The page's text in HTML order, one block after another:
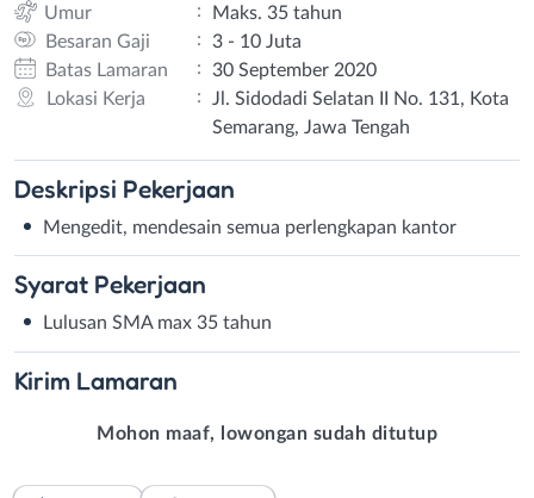
Umur
:
Maks. 35 tahun
Besaran Gaji
:
3 - 10 Juta
Batas Lamaran
:
30 September 2020
Lokasi Kerja
:
Jl. Sidodadi Selatan II No. 131, Kota
Semarang, Jawa Tengah
Deskripsi Pekerjaan
Mengedit, mendesain semua perlengkapan kantor
Syarat Pekerjaan
Lulusan SMA max 35 tahun
Kirim Lamaran
Mohon maaf, lowongan sudah ditutup